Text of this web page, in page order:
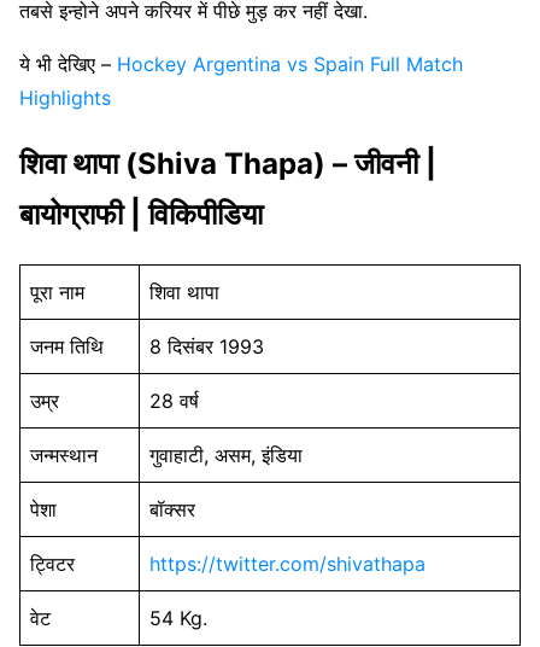
तबसे इन्होने अपने करियर में पीछे मुड़ कर नहीं देखा.
ये भी देखिए – Hockey Argentina vs Spain Full Match
Highlights
शिवा थापा (Shiva Thapa) – जीवनी |
बायोग्राफी | विकिपीडिया
पूरा नाम शिवा थापा
जनम तिथि 8 दिसंबर 1993
उम्र 28 वर्ष
जन्मस्थान गुवाहाटी, असम, इंडिया
पेशा बॉक्सर
ट्विटर https://twitter.com/shivathapa
वेट 54 Kg.